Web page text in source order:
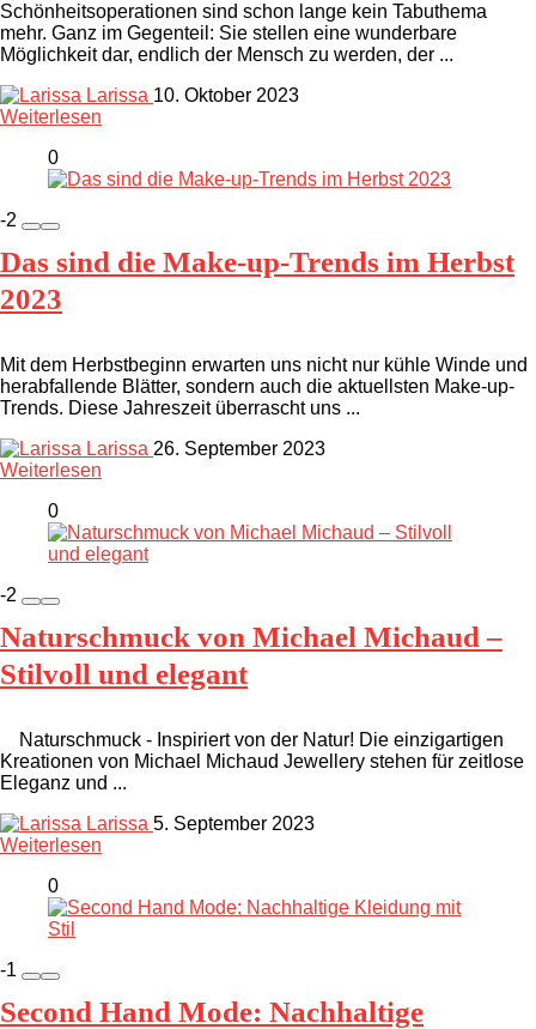
Schönheitsoperationen sind schon lange kein Tabuthema
mehr. Ganz im Gegenteil: Sie stellen eine wunderbare
Möglichkeit dar, endlich der Mensch zu werden, der ...
Larissa 10. Oktober 2023
Weiterlesen
0
-2
Das sind die Make-up-Trends im Herbst
2023
Mit dem Herbstbeginn erwarten uns nicht nur kühle Winde und
herabfallende Blätter, sondern auch die aktuellsten Make-up-
Trends. Diese Jahreszeit überrascht uns ...
Larissa 26. September 2023
Weiterlesen
0
-2
Naturschmuck von Michael Michaud –
Stilvoll und elegant
Naturschmuck - Inspiriert von der Natur! Die einzigartigen
Kreationen von Michael Michaud Jewellery stehen für zeitlose
Eleganz und ...
Larissa 5. September 2023
Weiterlesen
0
-1
Second Hand Mode: Nachhaltige